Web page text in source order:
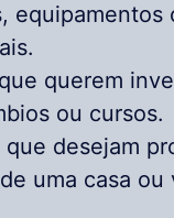
equipamentos
querem
ou cursos.
que desejam
uma casa ou